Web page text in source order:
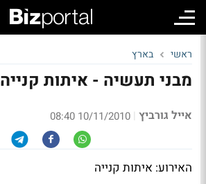
ראשי בארץ
מבני תעשיה - איתות קנייה
אייל גורביץ |
10/11/2010 08:40
האירוע: איתות קנייה